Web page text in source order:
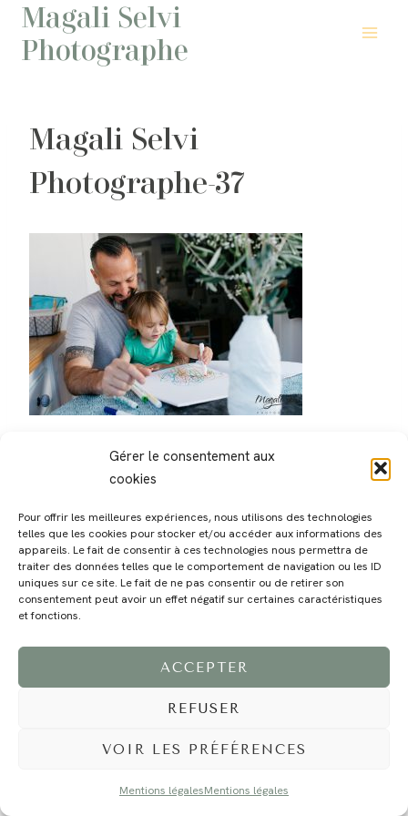
Gérer le consentement aux
cookies
Pour offrir les meilleures expériences, nous utilisons des technologies
telles que les cookies pour stocker et/ou accéder aux informations des
appareils. Le fait de consentir à ces technologies nous permettra de
traiter des données telles que le comportement de navigation ou les ID
uniques sur ce site. Le fait de ne pas consentir ou de retirer son
consentement peut avoir un effet négatif sur certaines caractéristiques
et fonctions.
ACCEPTER
REFUSER
VOIR LES PRÉFÉRENCES
Mentions légalesMentions légales
Aller
contenu
Magali Selvi
Photographe
Magali Selvi
Photographe-37
MAGALI PRESTATIONS YOGA VOYAGE BLOG CONTACT
©2024 EI Magali Selvi - Photographe Famille et Mariage - Nice - Côte d'Azur -